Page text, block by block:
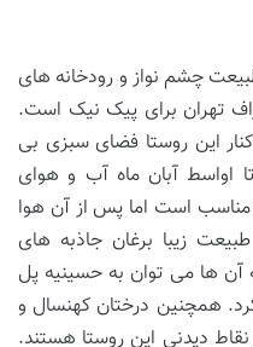
چشم نواز و رودخانه های
تهران برای پیک نیک است.
این روستا فضای سبزی بی
اواسط آبان ماه آب و هوای
است اما پس از آن هوا
زیبا برغان جاذبه های
آن ها می توان به حسینیه پل
همچنین درختان کهنسال و
دیدنی این روستا هستند.